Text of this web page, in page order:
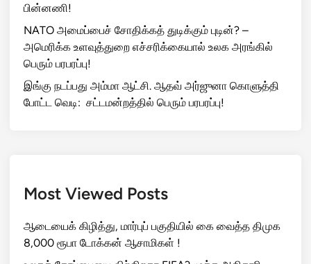
பின்னணி!
NATO அமைப்பைச் சோதிக்கத் துடிக்கும் புடின்? –
அமெரிக்க உளவுத்துறை எச்சரிக்கையால் உலக அரங்கில்
பெரும் பரபரப்பு!
இங்கு நடப்பது அம்மா ஆட்சி. ஆதவ் அர்ஜுனா கொளுத்தி
போட்ட வெடி: சட்டமன்றத்தில் பெரும் பரபரப்பு!
Most Viewed Posts
ஆடையைக் கிழித்து, மார்புப் பகுதியில் கை வைத்த திமுக
8,000 ரூபா டோக்கன் ஆசாமிகள் !